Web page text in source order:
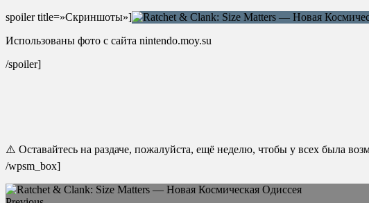
spoiler title=»Скриншоты»]
Использованы фото с сайта nintendo.moy.su
/spoiler]
⚠️ Оставайтесь на раздаче, пожалуйста, ещё неделю, чтобы у всех была
/wpsm_box]